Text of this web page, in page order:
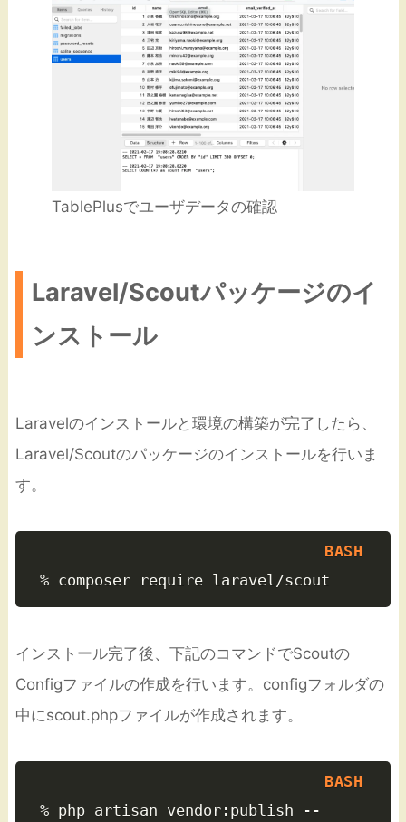
TablePlusでユーザデータの確認
Laravel/Scoutパッケージのイ
ンストール
Laravelのインストールと環境の構築が完了したら、
Laravel/Scoutのパッケージのインストールを行いま
す。
インストール完了後、下記のコマンドでScoutの
Configファイルの作成を行います。configフォルダの
中にscout.phpファイルが作成されます。